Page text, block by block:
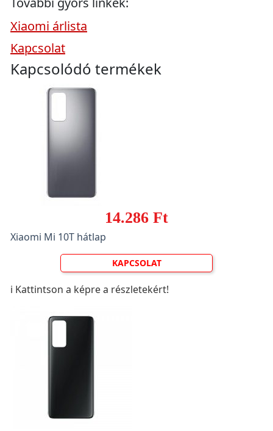
Xiaomi árlista
Kapcsolat
Kapcsolódó termékek
14.286 Ft
Xiaomi Mi 10T hátlap
KAPCSOLAT
ℹ️ Kattintson a képre a részletekért!